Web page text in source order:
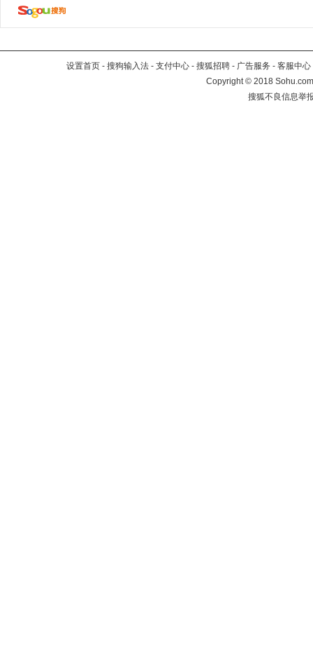
设置首页 - 搜狗输入法 - 支付中心 - 搜狐招聘 - 广告服务 - 客服中心
Copyright©2018
搜狐不良信息举